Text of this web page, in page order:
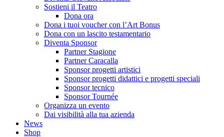
Sostieni il Teatro
Dona ora
Dona i tuoi voucher con l’Art Bonus
Dona con un lascito testamentario
Diventa Sponsor
Partner Stagione
Partner Caracalla
Sponsor progetti artistici
Sponsor progetti didattici e progetti speciali
Sponsor tecnico
Sponsor Tournée
Organizza un evento
Dai visibilità alla tua azienda
News
Shop